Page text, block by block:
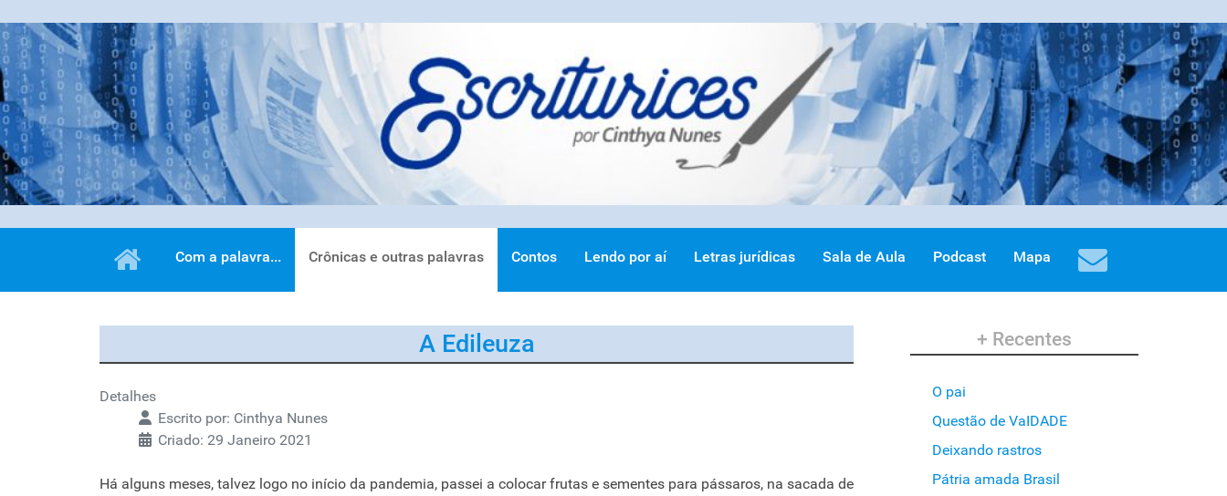
Com a palavra... Crônicas e outras palavras Contos Lendo por aí Letras jurídicas Sala de Aula Podcast Mapa
A Edileuza
Detalhes
Escrito por: Cinthya Nunes
Criado: 29 Janeiro 2021
Há alguns meses, talvez logo no início da pandemia, passei a colocar frutas e sementes para pássaros, na sacada de
+ Recentes
O pai
Questão de VaIDADE
Deixando rastros
Pátria amada Brasil